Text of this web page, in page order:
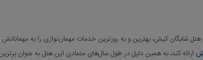
ارائه کند، به همین دلیل در طول سال‌های متمادی این هتل به عنوان